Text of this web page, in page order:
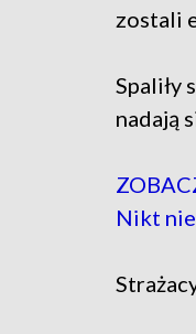
zostali
Spaliły
nadają
Nikt